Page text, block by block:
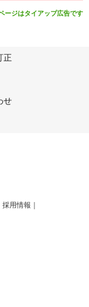
ージはタイアップ広告です
正
せ
採用情報